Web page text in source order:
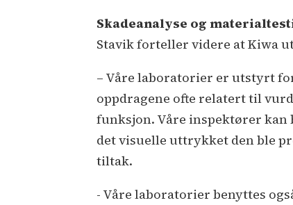
Skadeanalyse og
Stavik forteller videre at Kiwa
– Våre laboratorier er utstyrt
oppdragene ofte relatert til
funksjon. Våre inspektører
det visuelle uttrykket den ble
tiltak.
- Våre laboratorier benyttes